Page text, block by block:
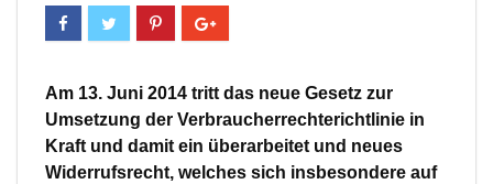
Am 13. Juni 2014 tritt das neue Gesetz zur
Umsetzung der Verbraucherrechterichtlinie in
Kraft und damit ein überarbeitet und neues
Widerrufsrecht, welches sich insbesondere auf